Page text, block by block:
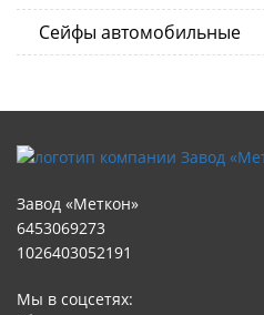
Сейфы автомобильные
Завод «Меткон»
6453069273
1026403052191
Мы в соцсетях: